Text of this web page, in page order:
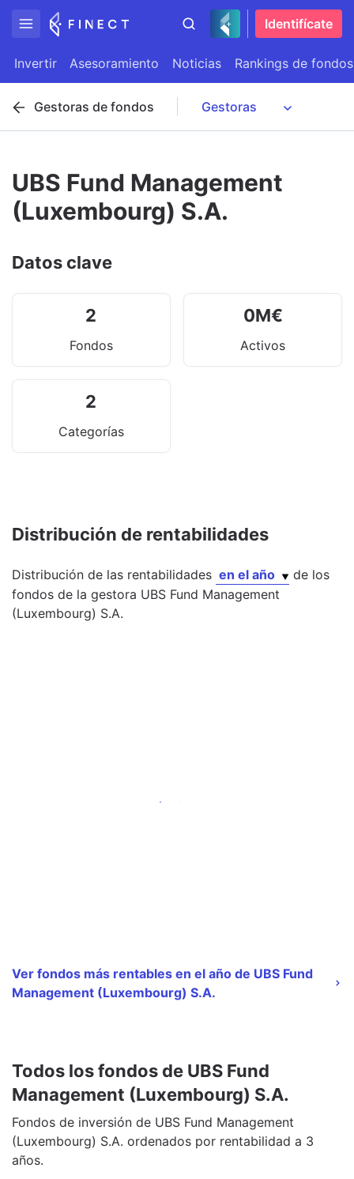
Identifícate
Invertir Asesoramiento Noticias Rankings de fondos
Gestoras de fondos
UBS Fund Management
(Luxembourg) S.A.
Datos clave
2
Fondos
0M€
Activos
2
Categorías
Distribución de rentabilidades
Distribución de las rentabilidades en el año
de los
fondos de la gestora UBS Fund Management
(Luxembourg) S.A.
Ver fondos más rentables en el año de UBS Fund
Management (Luxembourg) S.A.
Todos los fondos de UBS Fund
Management (Luxembourg) S.A.
Fondos de inversión de UBS Fund Management
(Luxembourg) S.A. ordenados por rentabilidad a 3
años.